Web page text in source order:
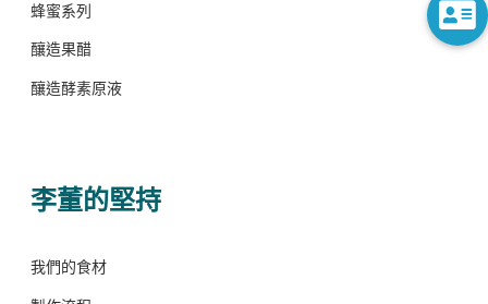
蜂蜜系列
釀造果醋
釀造酵素原液
李董的堅持
我們的食材